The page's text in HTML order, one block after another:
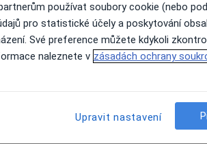
Srpen 9 Srpen 10 Srpen 11
rezervace termínu není k
používat soubory cookie (nebo
pro statistické účely a poskytování
Své preference můžete kdykoli
naleznete v zásadách ochrany
Upravit nastavení